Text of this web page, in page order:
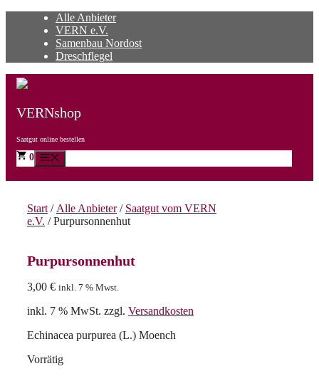
Alle Anbieter
VERN e.V.
Samenbau Nordost
Dreschflegel
VERNshop
Saatgut online bestellen
0
Start / Alle Anbieter/ Saatgut vom VERN
e.V. / Purpursonnenhut
Purpursonnenhut
3,00 € inkl. 7 % Mwst.
inkl. 7 % MwSt. zzgl. Versandkosten
Echinacea purpurea (L.) Moench
Vorrätig